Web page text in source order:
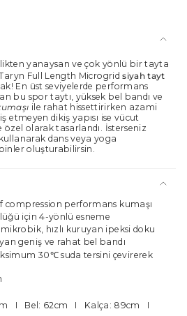
yanaysan ve çok yönlü birtayt a
Full Length Microgridsiyah tayt
En üst seviyelerde performans
bu spor taytı, yüksek bel bandı ve
ile rahat hissettirirken azami
etmeyen dikiş yapısı ise vücut
özel olarak tasarlandı. İsterseniz
dans veya yoga
oluşturabilirsin.
compression performans kumaşı
için 4-yönlü esneme
hızlı kuruyan ipeksi doku
geniş ve rahat bel bandı
30℃ suda tersini çevirerek
I Bel: 62cm I Kalça: 89cm I